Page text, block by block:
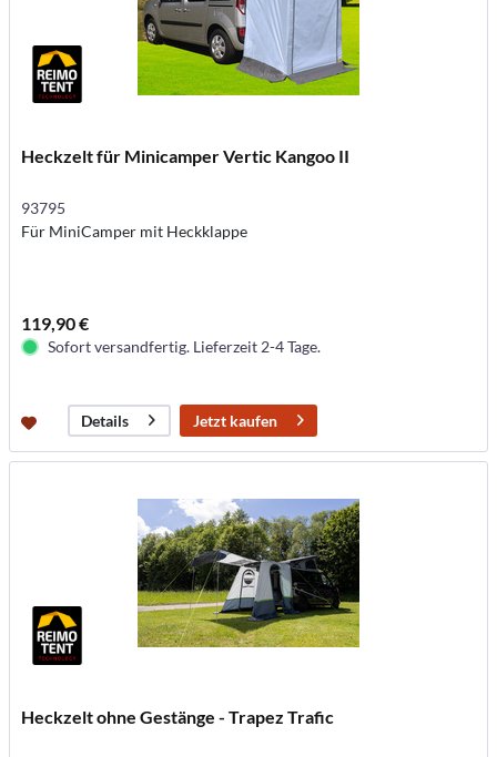
Heckzelt für Minicamper Vertic Kangoo II
93795
Für MiniCamper mit Heckklappe
119,90 €
Sofort versandfertig. Lieferzeit 2-4 Tage.
Details Jetzt kaufen
Heckzelt ohne Gestänge - Trapez Trafic